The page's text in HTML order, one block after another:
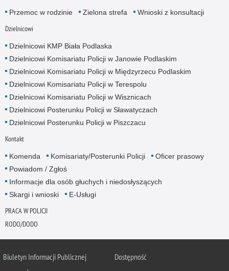
Przemoc w rodzinie Zielona strefa Wnioski z konsultacji
Dzielnicowi
Dzielnicowi KMP Biała Podlaska
Dzielnicowi Komisariatu Policji w Janowie Podlaskim
Dzielnicowi Komisariatu Policji w Międzyrzecu Podlaskim
Dzielnicowi Komisariatu Policji w Terespolu
Dzielnicowi Komisariatu Policji w Wisznicach
Dzielnicowi Posterunku Policji w Sławatyczach
Dzielnicowi Posterunku Policji w Piszczacu
Kontakt
Komenda Komisariaty/Posterunki Policji
Oficer prasowy
Powiadom / Zgłoś
Informacje dla osób głuchych i niedosłyszących
Skargi i wnioski
E-Usługi
PRACA W POLICJI
RODO/DODO
Biuletyn Informacji Publicznej
Dostępność